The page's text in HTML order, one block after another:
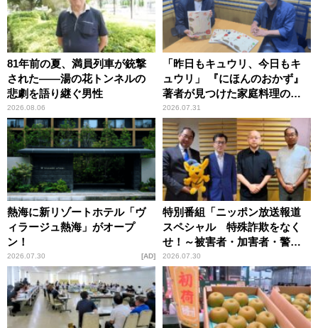
81年前の夏、満員列車が銃撃
された――湯の花トンネルの
悲劇を語り継ぐ男性
2026.08.06
「昨日もキュウリ、今日もキ
ュウリ」 『にほんのおかず』
著者が見つけた家庭料理の知
恵
2026.07.31
熱海に新リゾートホテル「ヴ
ィラージュ熱海」がオープ
ン！
2026.07.30 AD
特別番組「ニッポン放送報道
スペシャル 特殊詐欺をなく
せ！～被害者・加害者・警視
庁が語るトクリュウの実態
～」放送
2026.07.30